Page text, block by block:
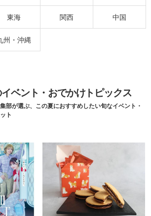
東海 関西 中国
州・沖縄
ベント・おでかけトピックス
部が選ぶ、この夏におすすめしたい旬なイベント・
ト